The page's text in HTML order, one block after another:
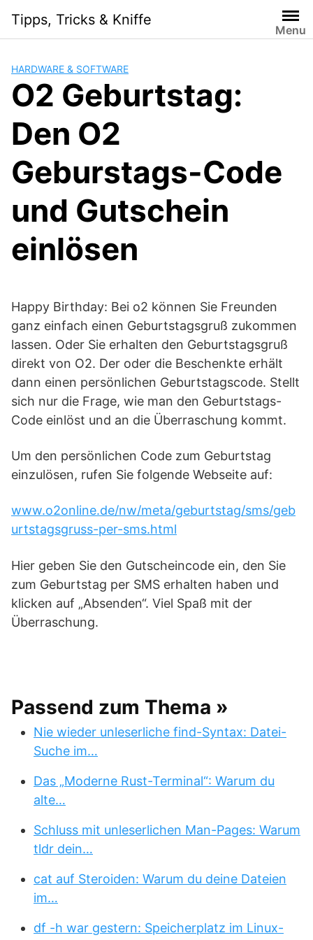
content
Tipps, Tricks & Kniffe
Menu
HARDWARE & SOFTWARE
O2 Geburtstag:
Den O2
Geburstags-Code
und Gutschein
einlösen
Happy Birthday: Bei o2 können Sie Freunden
ganz einfach einen Geburtstagsgruß zukommen
lassen. Oder Sie erhalten den Geburtstagsgruß
direkt von O2. Der oder die Beschenkte erhält
dann einen persönlichen Geburtstagscode. Stellt
sich nur die Frage, wie man den Geburtstags-
Code einlöst und an die Überraschung kommt.
Um den persönlichen Code zum Geburtstag
einzulösen, rufen Sie folgende Webseite auf:
www.o2online.de/nw/meta/geburtstag/sms/geb
urtstagsgruss-per-sms.html
Hier geben Sie den Gutscheincode ein, den Sie
zum Geburtstag per SMS erhalten haben und
klicken auf „Absenden“. Viel Spaß mit der
Überraschung.
Passend zum Thema »
Nie wieder unleserliche find-Syntax: Datei-
Suche im…
Das „Moderne Rust-Terminal“: Warum du
alte…
Schluss mit unleserlichen Man-Pages: Warum
tldr dein…
cat auf Steroiden: Warum du deine Dateien
im…
df -h war gestern: Speicherplatz im Linux-